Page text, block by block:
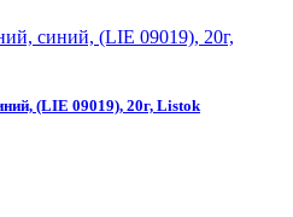
(LIE 09019), 20г, Listok